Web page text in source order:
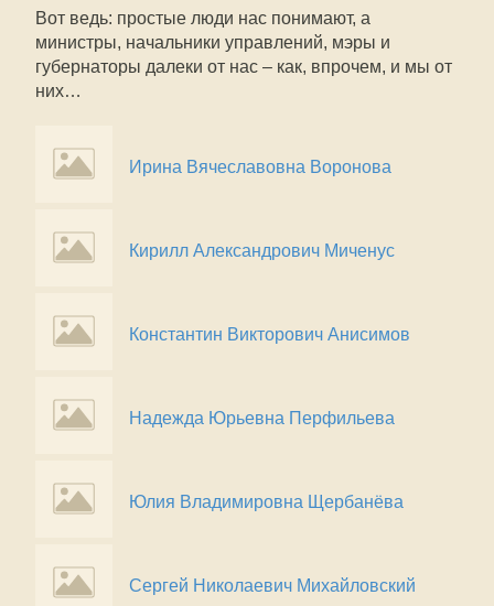
Вот ведь: простые люди нас понимают, а
министры, начальники управлений, мэры и
губернаторы далеки от нас – как, впрочем, и мы от
них…
Ирина Вячеславовна Воронова
Кирилл Александрович Миченус
Константин Викторович Анисимов
Надежда Юрьевна Перфильева
Юлия Владимировна Щербанёва
Сергей Николаевич Михайловский